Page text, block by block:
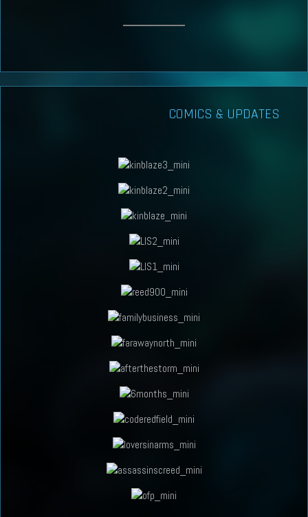
COMICS & UPDATES